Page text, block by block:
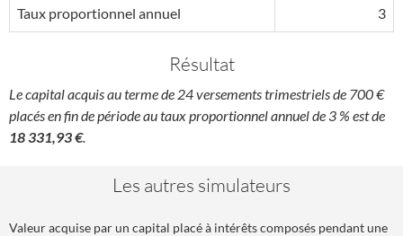
Taux proportionnel annuel 3
Résultat
Le capital acquis au terme de 24 versements trimestriels de 700 €
placés en fin de période au taux proportionnel annuel de 3 % est de
18 331,93 €.
Les autres simulateurs
Valeur acquise par un capital placé à intérêts composés pendant une